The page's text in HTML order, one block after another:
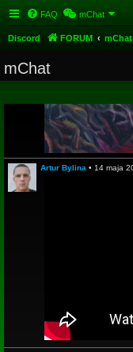
FAQ mChat
Discord FORUM mChat
mChat
Artur Bylina • 14 maja